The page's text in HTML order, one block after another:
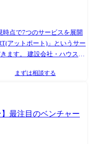
点で7つのサービスを展開
アットポート)」というサー
ます。 建設会社・ハウスメ
で必要となる駐車場の手配
業務は大きく分
等 ●既存法人顧客に対する
ート営業等
まずは相談する
最注目のベンチャー